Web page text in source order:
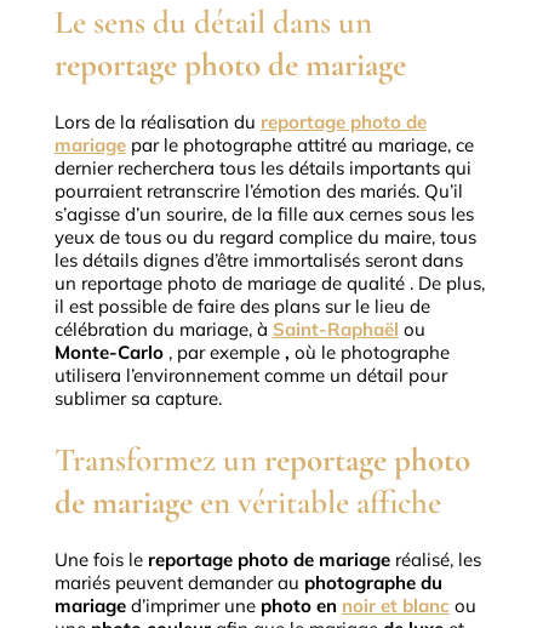
Le sens du détail dans un
reportage photo de mariage
Lors de la réalisation du reportage photo de
mariagepar le photographe attitré au mariage, ce
dernier recherchera tous les détails importants qui
pourraient retranscrire l’émotion des mariés. Qu’il
s’agisse d’un sourire, de la fille aux cernes sous les
yeux de tous ou du regard complice du maire, tous
les détails dignes d’être immortalisés seront dans
un reportage photo de mariage de qualité . De plus,
il est possible de faire des plans sur le lieu de
célébration du mariage, à Saint-Raphaël ou
Monte-Carlo, par exemple , où le photographe
utilisera l’environnement comme un détail pour
sublimer sa capture.
Transformez unreportage photo
de mariageen véritable affiche
Une fois le reportage photo de mariageréalisé, les
mariés peuvent demander au photographe du
mariaged’imprimer une photo en noir et blanc ou